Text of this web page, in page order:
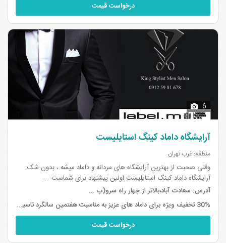
درخواست قیمت
6
آرایشگاه داماد کینگ استایلیست
منطقه: غرب تهران
وقتی صحبت از بهترین آرایشگاه های مردانه و داماد میشه ، بدون شک
آرایشگاه داماد کینگ استایلیست اولین پیشنهاد برای شماست ...
آدرس: سعادت آباد،بالاتر از چهار راه سرو(پ ...
30% تخفیف ویژه برای داماد های عزیز به مناسبت هفتمین سالگرد تاسیس،برای کسانیکه اعلام کنند از سایت بیا تو عروسی مراجعه نمودند
درخواست قیمت